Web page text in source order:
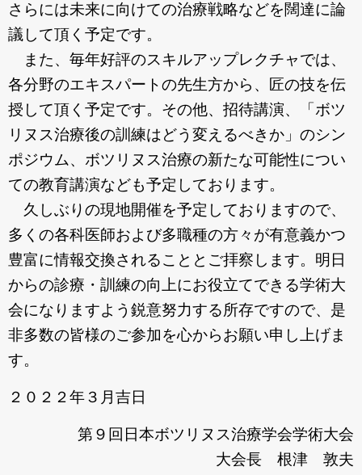
さらには未来に向けての治療戦略などを闊達に論
議して頂く予定です。
また、毎年好評のスキルアップレクチャでは、
各分野のエキスパートの先生方から、匠の技を伝
授して頂く予定です。その他、招待講演、「ボツ
リヌス治療後の訓練はどう変えるべきか」のシン
ポジウム、ボツリヌス治療の新たな可能性につい
ての教育講演なども予定しております。
久しぶりの現地開催を予定しておりますので、
多くの各科医師および多職種の方々が有意義かつ
豊富に情報交換されることとご拝察します。明日
からの診療・訓練の向上にお役立てできる学術大
会になりますよう鋭意努力する所存ですので、是
非多数の皆様のご参加を心からお願い申し上げま
す。
２０２２年３月吉日
第９回日本ボツリヌス治療学会学術大会
大会長 根津 敦夫